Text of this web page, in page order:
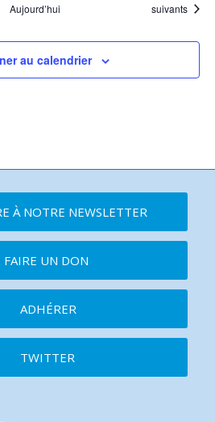
Aujourd’hui Événements
suivants
au calendrier
À NOTRE NEWSLETTER
FAIRE UN DON
ADHÉRER
TWITTER